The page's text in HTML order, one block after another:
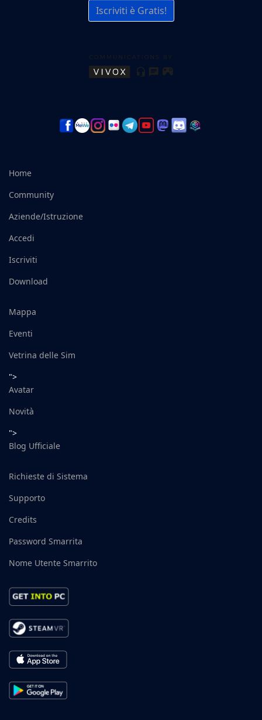
Iscriviti è Gratis!
Home
Community
Aziende/Istruzione
Accedi
Iscriviti
Download
Mappa
Eventi
Vetrina delle Sim
">
Avatar
Novità
">
Blog Ufficiale
Richieste di Sistema
Supporto
Credits
Password Smarrita
Nome Utente Smarrito